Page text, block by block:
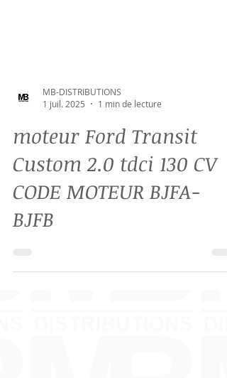
1 juil. 2025
1 min de lecture
moteur Ford Transit
Custom 2.0 tdci 130 CV
CODE MOTEUR BJFA-